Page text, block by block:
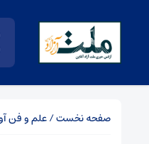
صفحه نخست/علم و فن